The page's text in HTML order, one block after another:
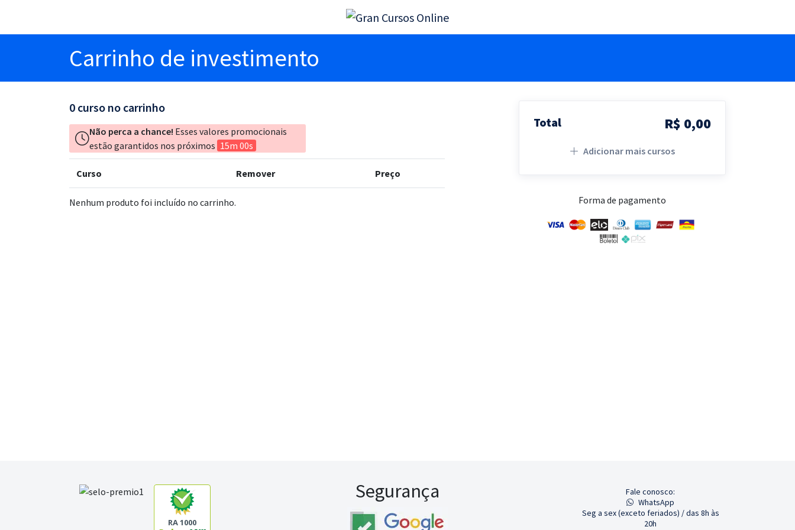
Carrinho de investimento
0 curso no carrinho
Não perca a chance! Esses valores promocionais
estão garantidos nos próximos 15m 00s
Curso Remover Preço
Nenhum produto foi incluído no carrinho.
Total R$ 0,00
Adicionar mais cursos
Forma de pagamento
RA 1000
Segurança
Fale conosco:
WhatsApp
Seg a sex (exceto feriados) / das 8h às
20h